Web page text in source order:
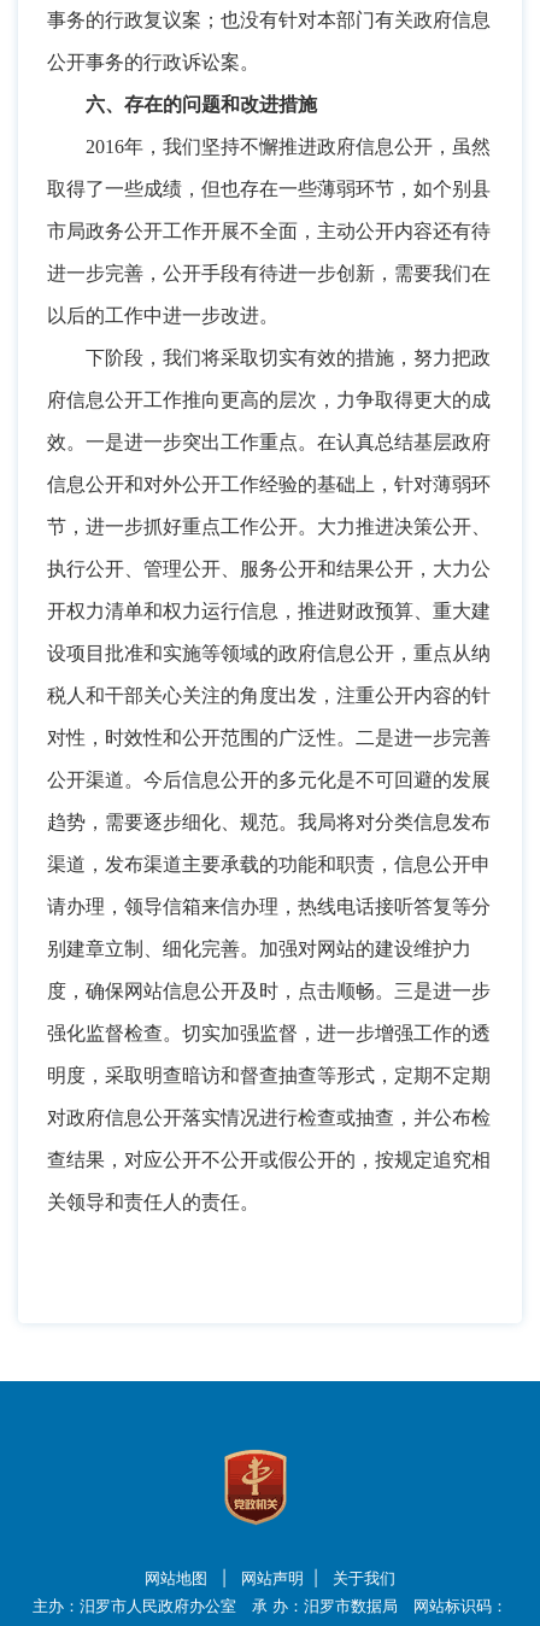
事务的行政复议案 ； 也没有针对本部门有关政府信息
公开事务的行政诉讼案。
六、存在的问题和改进措施
2016年 ， 我们坚持不懈推进政府信息公开，虽然
取得了一些成绩 ， 但也存在一些薄弱环节，如个别县
市局政务公开工作开展不全面 ， 主动公开内容还有待
进一步完善，公开手段有待进一步创新 ， 需要我们在
以后的工作中进一步改进。
下阶段 ， 我们将采取切实有效的措施，努力把政
府信息公开工作推向更高的层次 ， 力争取得更大的成
效。一是进一步突出工作重点。 在认真总结基层政府
信息公开和对外公开工作经验的基础上，针对薄弱环
节 ， 进一步抓好重点工作公开。大力推进决策公开、
执行公开、管理公开、服务公开和结果公开 ， 大力公
开权力清单和权力运行信息，推进财政预算、重大建
设项目批准和实施等领域的政府信息公开 ， 重点从纳
税人和干部关心关注的角度出发，注重公开内容的针
对性 ， 时效性和公开范围的广泛性。二是进一步完善
公开渠道。 今后信息公开的多元化是不可回避的发展
趋势，需要逐步细化、规范。 我局将对分类信息发布
渠道，发布渠道主要承载的功能和职责 ， 信息公开申
请办理，领导信箱来信办理 ， 热线电话接听答复等分
别建章立制、细化完善。加强对网站的建设维护力
度 ， 确保网站信息公开及时，点击顺畅。 三是进一步
强化监督检查。切实加强监督 ， 进一步增强工作的透
明度，采取明查暗访和督查抽查等形式 ， 定期不定期
对政府信息公开落实情况进行检查或抽查，并公布检
查结果 ， 对应公开不公开或假公开的，按规定追究相
关领导和责任人的责任。
网站地图 网站声明
关于我们
主办：汨罗市人民政府办公室 承 办：汨罗市数据局 网站标识码：